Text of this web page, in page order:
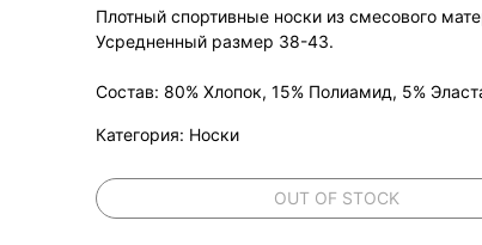
OUT OF STOCK
Плотный спортивные носки из смесового
Усредненный размер 38-43.
Состав: 80% Хлопок, 15% Полиамид, 5%
Категория: Носки